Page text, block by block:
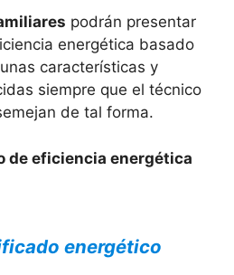
podrán presentar
energética basado
características y
siempre que el técnico
de tal forma.
de eficiencia energética
energético